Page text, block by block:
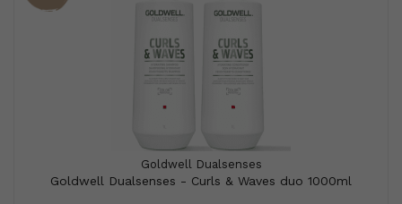
Goldwell Dualsenses
Goldwell Dualsenses - Curls & Waves duo 1000ml